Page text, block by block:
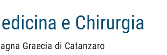
e Chirurgia
Graecia di Catanzaro